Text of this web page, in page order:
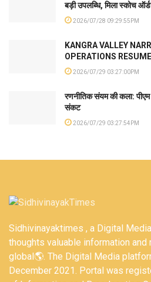
बड़ी उपलब्धि, मिला स्कोच
2026/07/28 09:29:55PM
KANGRA VALLEY
OPERATIONS
2026/07/29 03:27:00PM
रणनीतिक संयम की कला:
संकट
2026/07/29 03:27:54PM
Sidhivinayaktimes , a Digital
thoughts valuable information and
global🌎. The Digital Media
December 2021. Portal was